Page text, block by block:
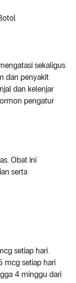
sekaligus
dan penyakit
dan kelenjar
pengatur
Obat ini
serta
setiap hari.
mcg setiap hari
4 minggu dari